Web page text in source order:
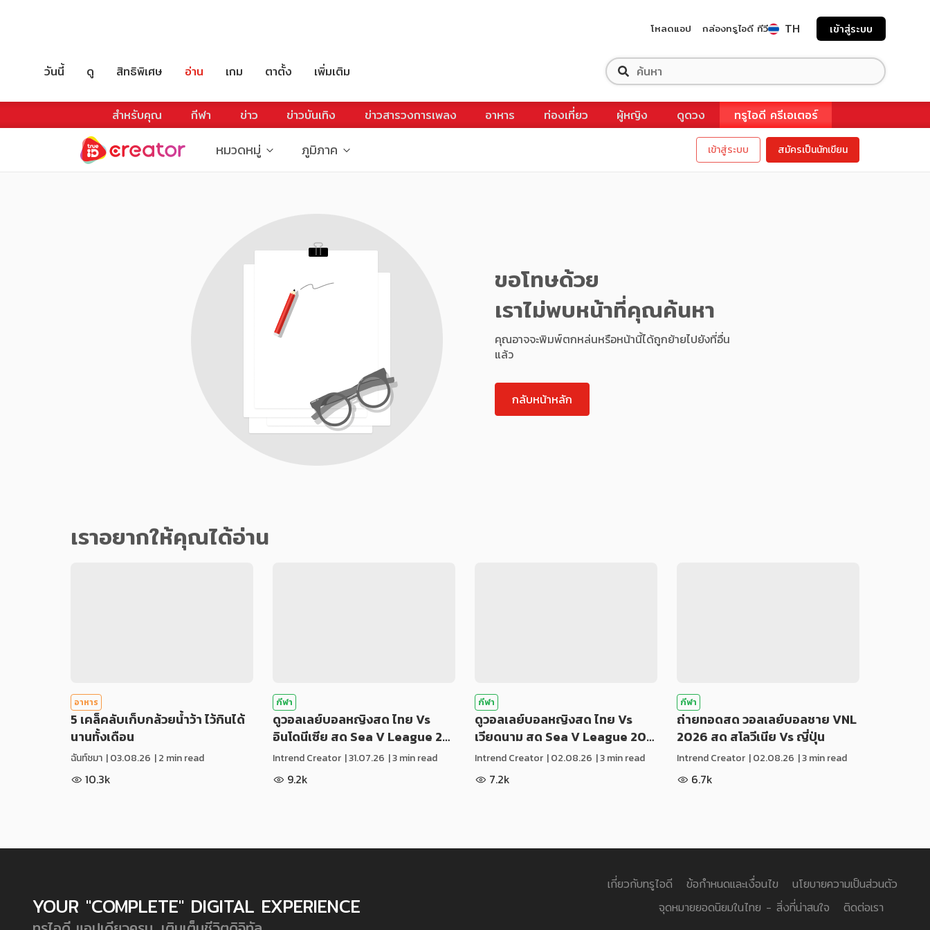
โหลดแอป กล่องทรูไอดี ทีวี TH เข้าสู่ระบบ
วันนี้ ดู สิทธิพิเศษ อ่าน เกม ตาตั้ง เพิ่มเติม
สำหรับคุณ กีฬา ข่าว ข่าวบันเทิง ข่าวสารวงการเพลง อาหาร ท่องเที่ยว ผู้หญิง ดูดวง ทรูไอดี ครีเอเตอร์
หมวดหมู่ ภูมิภาค เข้าสู่ระบบ สมัครเป็นนักเขียน
ขอโทษด้วย
เราไม่พบหน้าที่คุณค้นหา
คุณอาจจะพิมพ์ตกหล่นหรือหน้านี้ได้ถูกย้ายไปยังที่อื่น
แล้ว
กลับหน้าหลัก
เราอยากให้คุณได้อ่าน
อาหาร
5 เคล็คลับเก็บกล้วยน้ำว้า ไว้กินได้
นานทั้งเดือน
ฉันท์ชมา |03.08.26 | 2 min read
10.3k
กีฬา
ดูวอลเลย์บอลหญิงสด ไทย Vs
อินโดนีเซีย สด Sea V League 2…
Intrend Creator |31.07.26 | 3 min read
9.2k
กีฬา
ดูวอลเลย์บอลหญิงสด ไทย Vs
เวียดนาม สด Sea V League 20…
Intrend Creator |02.08.26 | 3 min read
7.2k
กีฬา
ถ่ายทอดสด วอลเลย์บอลชาย VNL
2026 สด สโลวีเนีย Vs ญี่ปุ่น
Intrend Creator |02.08.26 | 3 min read
6.7k
YOUR "COMPLETE" DIGITAL EXPERIENCE
เกี่ยวกับทรูไอดี ข้อกำหนดและเงื่อนไข
นโยบายความเป็นส่วนตัว
จุดหมายยอดนิยมในไทย - สิ่งที่น่าสนใจ
ติดต่อเรา